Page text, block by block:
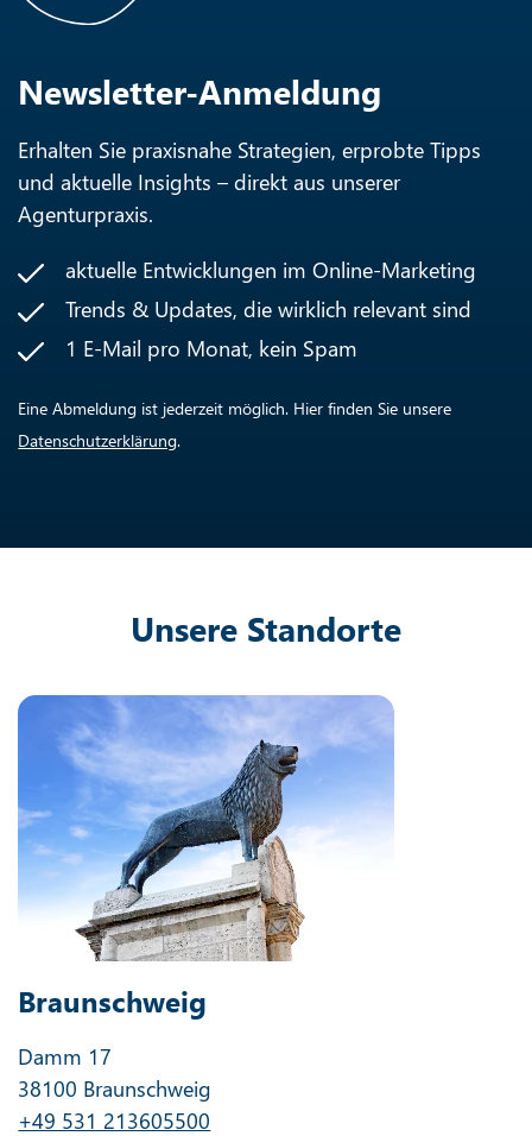
Newsletter-Anmeldung
Erhalten Sie praxisnahe Strategien, erprobte Tipps
und aktuelle Insights – direkt aus unserer
Agenturpraxis.
aktuelle Entwicklungen im Online-Marketing
Trends & Updates, die wirklich relevant sind
1 E-Mail pro Monat, kein Spam
Eine Abmeldung ist jederzeit möglich. Hier finden Sie unsere
Datenschutzerklärung.
Unsere Standorte
Braunschweig
Damm 17
38100 Braunschweig
+49 531 213605500